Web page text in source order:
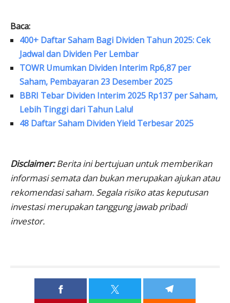
Baca:
400+ Daftar Saham Bagi Dividen Tahun 2025: Cek
Jadwal dan Dividen Per Lembar
TOWR Umumkan Dividen Interim Rp6,87 per
Saham, Pembayaran 23 Desember 2025
BBRI Tebar Dividen Interim 2025 Rp137 per Saham,
Lebih Tinggi dari Tahun Lalu!
48 Daftar Saham Dividen Yield Terbesar 2025
Disclaimer:Berita ini bertujuan untuk memberikan
informasi semata dan bukan merupakan ajukan atau
rekomendasi saham. Segala risiko atas keputusan
investasi merupakan tanggung jawab pribadi
investor.